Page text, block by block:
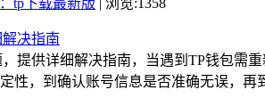
提供详细解决指南，当遇到TP钱包需
性，到确认账号信息是否准确无误，再